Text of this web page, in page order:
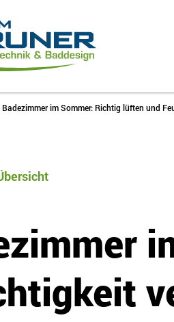
Badezimmer im Sommer: Richtig lüften und